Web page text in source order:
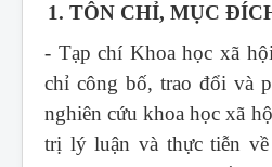
1. TÔN CHỈ, MỤC
- Tạp chí Khoa học xã
chỉ công bố, trao đổi và
nghiên cứu khoa học xã
trị lý luận và thực tiễn